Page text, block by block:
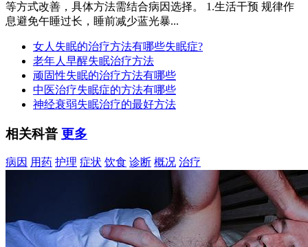
等方式改善，具体方法需结合病因选择。 1.生活干预 规律作
息避免午睡过长，睡前减少蓝光暴...
女人失眠的治疗方法有哪些失眠症?
老年人早醒失眠治疗方法
顽固性失眠的治疗方法有哪些
中医治疗失眠症的方法有哪些
神经衰弱失眠治疗的最好方法
相关科普 更多
病因 用药 护理 症状 饮食 诊断 概况 治疗